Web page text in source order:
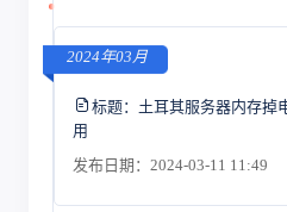
2024年03月
标题： 土耳其服务器内存掉
用
发布日期：2024-03-11 11:49